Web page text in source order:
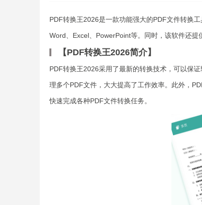
PDF转换王2026是一款功能强大的PDF文件转换
Word、Excel、PowerPoint等。同时，该软件还提
【PDF转换王2026简介】
PDF转换王2026采用了最新的转换技术，可以保
理多个PDF文件，大大提高了工作效率。此外，
快速完成各种PDF文件转换任务。